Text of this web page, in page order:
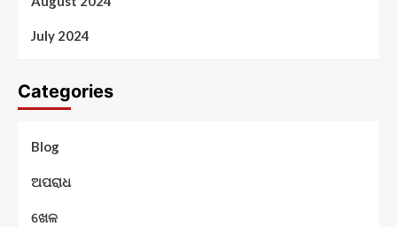
July 2024
Categories
Blog
ଅପରାଧ
ଖେଳ